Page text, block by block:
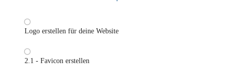
Logo erstellen für deine Website
2.1 - Favicon erstellen